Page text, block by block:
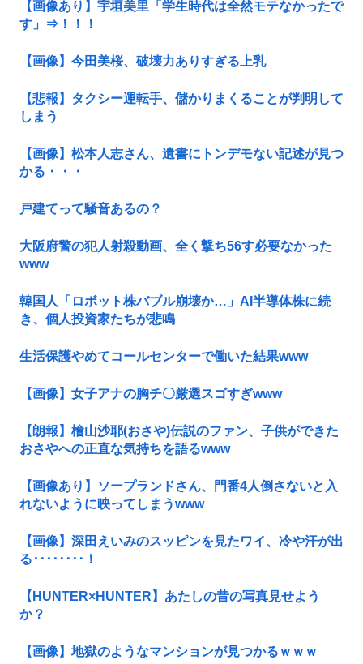
【画像あり】宇垣美里「学生時代は全然モテなかったで
す」⇒！！！
【画像】今田美桜、破壊力ありすぎる上乳
【悲報】タクシー運転手、儲かりまくることが判明して
しまう
【画像】松本人志さん、遺書にトンデモない記述が見つ
かる・・・
戸建てって騒音あるの？
大阪府警の犯人射殺動画、全く撃ち56す必要なかった
www
韓国人「ロボット株バブル崩壊か…」AI半導体株に続
き、個人投資家たちが悲鳴
生活保護やめてコールセンターで働いた結果www
【画像】女子アナの胸チ〇厳選スゴすぎwww
【朗報】檜山沙耶(おさや)伝説のファン、子供ができた
おさやへの正直な気持ちを語るwww
【画像あり】ソープランドさん、門番4人倒さないと入
れないように映ってしまうwww
【画像】深田えいみのスッピンを見たワイ、冷や汗が出
る････････！
【HUNTER×HUNTER】あたしの昔の写真見せよう
か？
【画像】地獄のようなマンションが見つかるｗｗｗ